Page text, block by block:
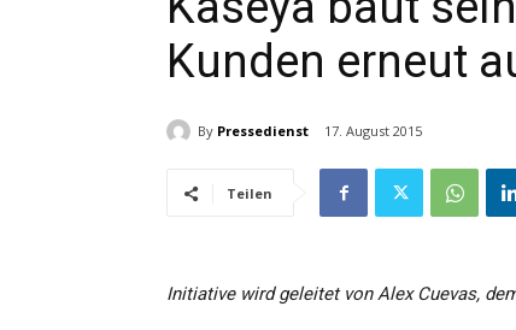
Kunden erneut
By Pressedienst 17. August 2015
Teilen
Initiative wird geleitet von Alex Cuevas,